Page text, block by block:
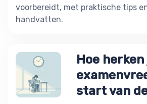
voorbereidt, met praktische tips
handvatten.
Hoe herken
start van